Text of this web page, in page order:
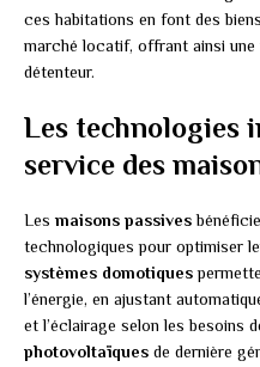
ces habitations en font des
marché locatif, offrant ainsi
détenteur.
Les technologies
service des
Les maisons passives
technologiques pour optimiser
systèmes domotiques
l’énergie, en ajustant
et l’éclairage selon les besoins
photovoltaïques de dernière